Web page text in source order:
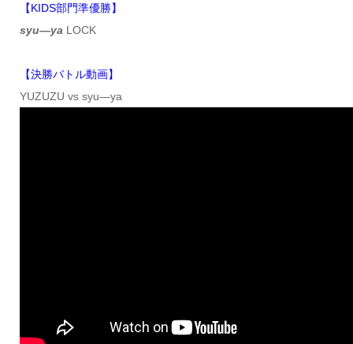
【KIDS部門準優勝】
syu—ya LOCK
【決勝バトル動画】
YUZUZU vs syu—ya